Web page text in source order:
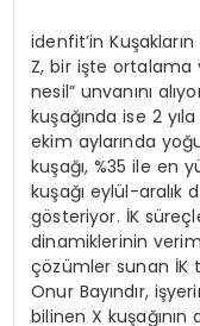
idenfit’in
Z, bir işte ortalama
nesil” unvanını
kuşağında ise 2
ekim aylarında
kuşağı, %35 ile en
kuşağı eylül-
gösteriyor. İK
dinamiklerinin
çözümler sunan İK
Onur Bayındır,
bilinen X kuşağının